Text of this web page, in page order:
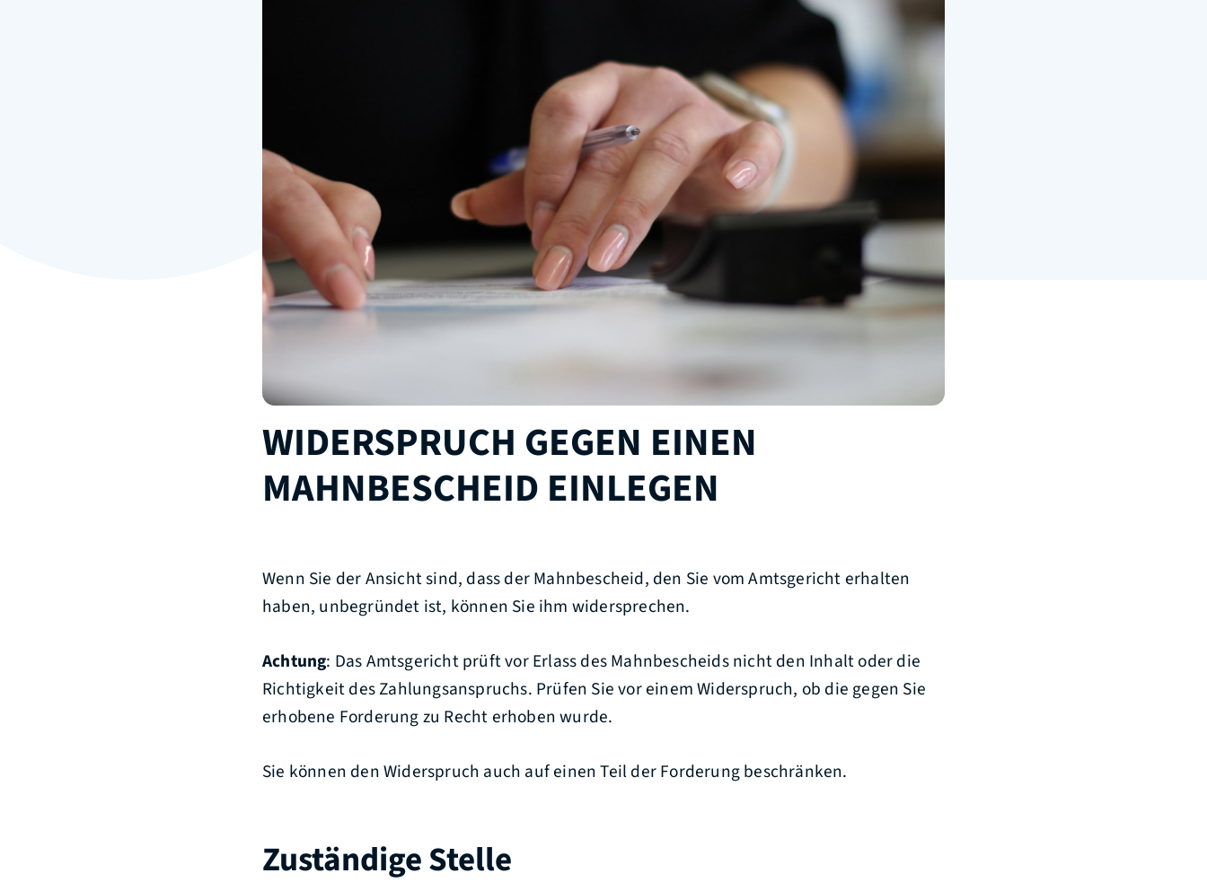
WIDERSPRUCH GEGEN EINEN
MAHNBESCHEID EINLEGEN
Wenn Sie der Ansicht sind, dass der Mahnbescheid, den Sie vom Amtsgericht erhalten
haben, unbegründet ist, können Sie ihm widersprechen.
Achtung: Das Amtsgericht prüft vor Erlass des Mahnbescheids nicht den Inhalt oder die
Richtigkeit des Zahlungsanspruchs. Prüfen Sie vor einem Widerspruch, ob die gegen Sie
erhobene Forderung zu Recht erhoben wurde.
Sie können den Widerspruch auch auf einen Teil der Forderung beschränken.
Zuständige Stelle